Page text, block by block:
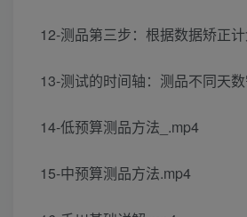
12-测品第三步：根据数据矫正
13-测试的时间轴：测品不同天
14-低预算测品方法_.mp4
15-中预算测品方法.mp4